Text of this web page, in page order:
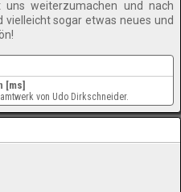
weiterzumachen und nach
sogar etwas neues und
[ms]
von Udo Dirkschneider.